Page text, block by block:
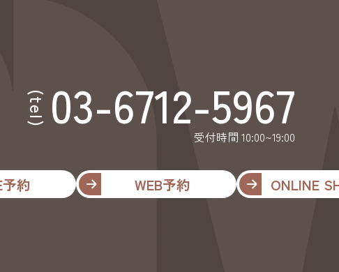
(tel) 03-6712-5967
受付時間 10:00~19:00
約 WEB予約 ONLINE